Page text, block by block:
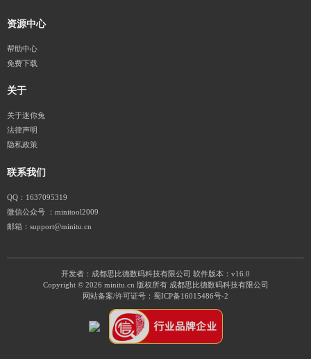
资源中心
帮助中心
免费下载
关于
关于迷你兔
法律声明
隐私政策
联系我们
QQ：1637095319
微信公众号 ：minitool2009
邮箱：support@minitu.cn
开发者：成都思比德数码科技有限公司
软件版本：v16.0
Copyright © 2026 minitu.cn 版权所有 成都思比德数码科技有限公司
网站备案/许可证号： 蜀ICP备16015486号-2